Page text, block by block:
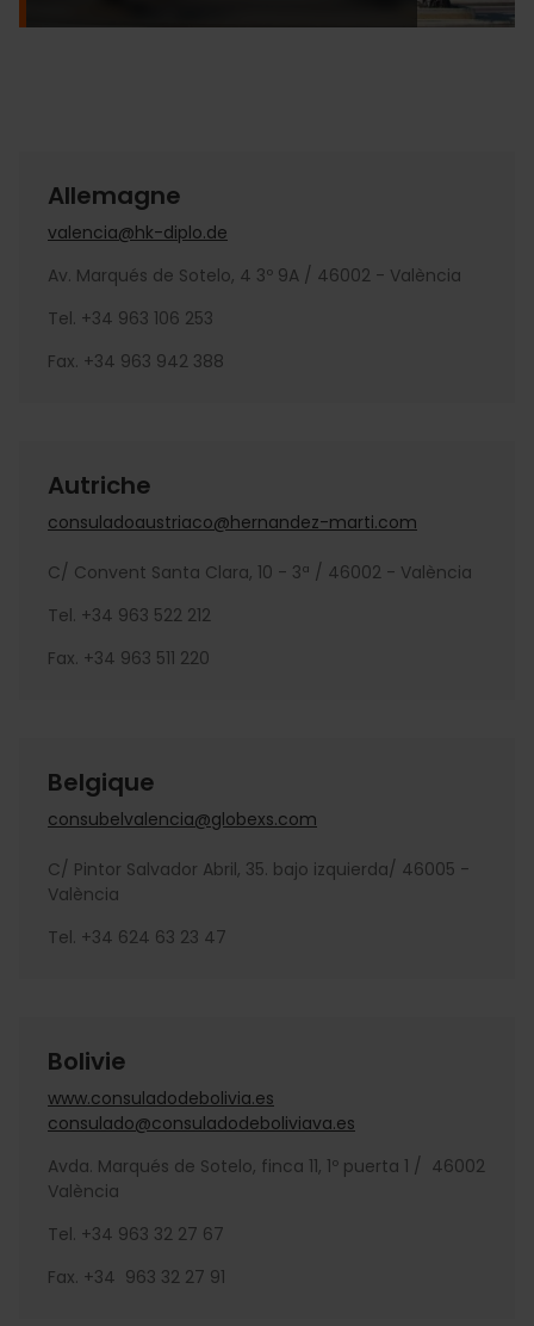
Allemagne
valencia@hk-diplo.de
Av. Marqués de Sotelo, 4 3º 9A / 46002 - València
Tel. +34 963 106 253
Fax. +34 963 942 388
Autriche
consuladoaustriaco@hernandez-marti.com
C/ Convent Santa Clara, 10 - 3ª / 46002 - València
Tel. +34 963 522 212
Fax. +34 963 511 220
Belgique
consubelvalencia@globexs.com
C/ Pintor Salvador Abril, 35. bajo izquierda/ 46005 -
València
Tel. +34 624 63 23 47
Bolivie
www.consuladodebolivia.es
consulado@consuladodeboliviava.es
Avda. Marqués de Sotelo, finca 11, 1º puerta 1 / 46002
València
Tel. +34 963 32 27 67
Fax. +34 963 32 27 91